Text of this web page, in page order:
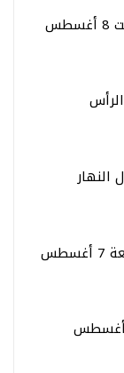
توقعـات الأبراج اليوم السبت 8 أغسطس
توقعـات الأبراج اليوم الجمعة 7 أغسطس